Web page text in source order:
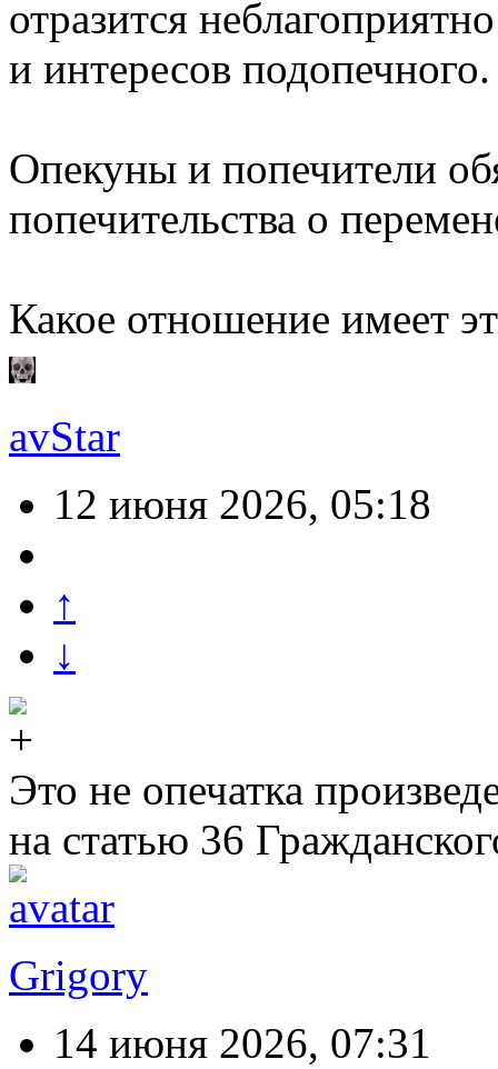
отразится
и интересов подопечного.
Опекуны и попечители
попечительства о
Какое отношение имеет
avStar
12 июня 2026, 05:18
↑
↓
Это не опечатка
на статью 36
Grigory
14 июня 2026, 07:31